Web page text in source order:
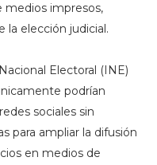
medios impresos,
la elección judicial.
Electoral (INE)
podrían
sociales sin
para ampliar la difusión
en medios de